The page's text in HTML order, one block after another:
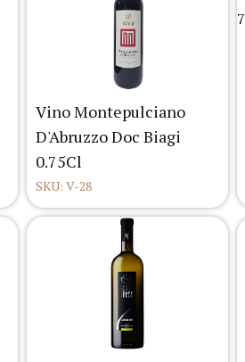
Vino Montepulciano
D'Abruzzo Doc Biagi
0.75Cl
SKU: V-28